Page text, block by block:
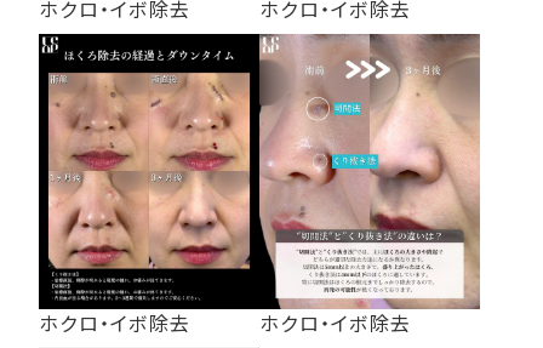
ホクロ・イボ除去 ホクロ・イボ除去
ホクロ・イボ除去 ホクロ・イボ除去